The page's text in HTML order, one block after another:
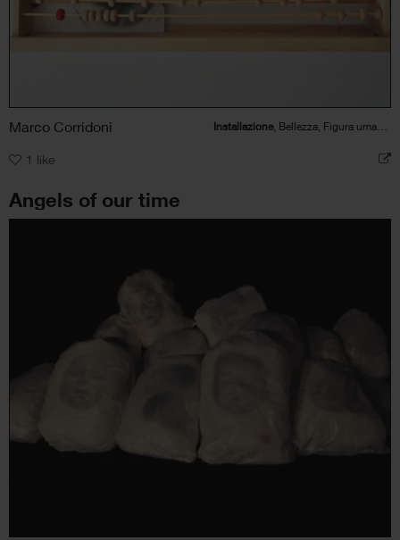
Marco Corridoni Installazione, Bellezza, Figura umana, Politico/Sociale
1 like
Angels of our time